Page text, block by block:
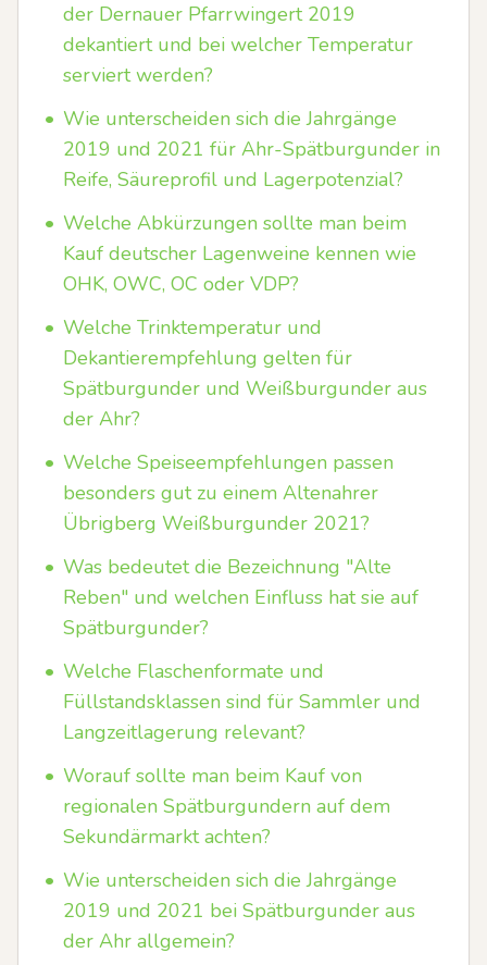
der Dernauer Pfarrwingert 2019
dekantiert und bei welcher Temperatur
serviert werden?
• Wie unterscheiden sich die Jahrgänge
2019 und 2021 für Ahr-Spätburgunder in
Reife, Säureprofil und Lagerpotenzial?
• Welche Abkürzungen sollte man beim
Kauf deutscher Lagenweine kennen wie
OHK, OWC, OC oder VDP?
• Welche Trinktemperatur und
Dekantierempfehlung gelten für
Spätburgunder und Weißburgunder aus
der Ahr?
• Welche Speiseempfehlungen passen
besonders gut zu einem Altenahrer
Übrigberg Weißburgunder 2021?
• Was bedeutet die Bezeichnung "Alte
Reben" und welchen Einfluss hat sie auf
Spätburgunder?
• Welche Flaschenformate und
Füllstandsklassen sind für Sammler und
Langzeitlagerung relevant?
• Worauf sollte man beim Kauf von
regionalen Spätburgundern auf dem
Sekundärmarkt achten?
• Wie unterscheiden sich die Jahrgänge
2019 und 2021 bei Spätburgunder aus
der Ahr allgemein?